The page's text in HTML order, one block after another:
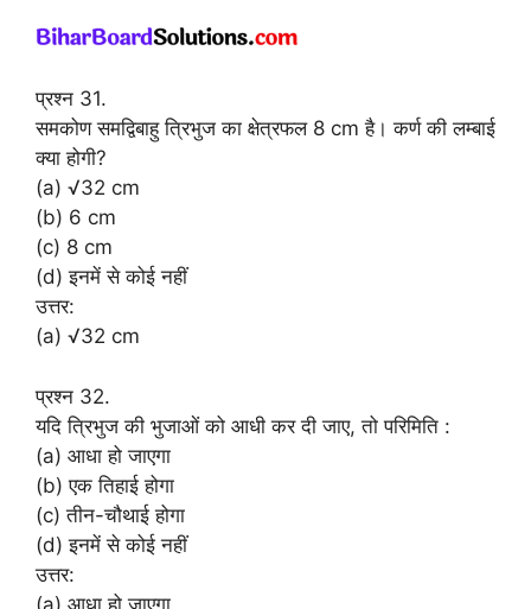
प्रश्न 31.
समकोण समद्विबाहु त्रिभुज का क्षेत्रफल 8 cm है। कर्ण की लम्बाई
क्या होगी?
(a) √32 cm
(b) 6 cm
(c) 8 cm
(d) इनमें से कोई नहीं
उत्तर:
(a) √32 cm
प्रश्न 32.
यदि त्रिभुज की भुजाओं को आधी कर दी जाए, तो परिमिति :
(a) आधा हो जाएगा
(b) एक तिहाई होगा
(c) तीन-चौथाई होगा
(d) इनमें से कोई नहीं
उत्तर:
(a) आधा हो जाएगा